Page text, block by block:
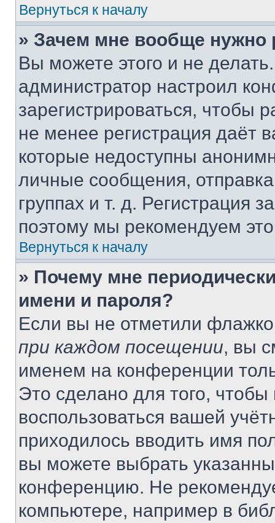
Вернуться к началу
» Зачем мне вообще нужно
Вы можете этого и не
администратор настроил
зарегистрироваться, чтобы
не менее регистрация даёт
которые недоступны
личные сообщения,
группах и т. д. Регистрация
поэтому мы рекомендуем
Вернуться к началу
» Почему мне
имени и пароля?
Если вы не отметили
при каждом посещении, вы
именем на конференции
Это сделано для того, чтобы
воспользоваться вашей
приходилось вводить имя
вы можете выбрать
конференцию. Не
компьютере, например в